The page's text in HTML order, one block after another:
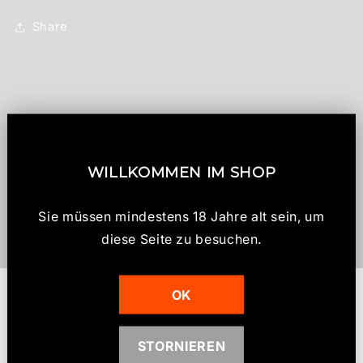
Share
Zahlung & Sicherheit
Altersnachweis (18+)
Kundenbewertungen
Schreiben Sie die erste Bewertung
WILLKOMMEN IM SHOP
Sie müssen mindestens 18 Jahre alt sein, um
diese Seite zu besuchen.
OK
STORNIEREN